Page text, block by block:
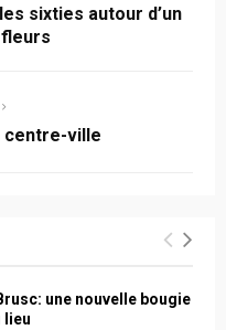
sixties autour d’un
centre-ville
une nouvelle bougie
lieu